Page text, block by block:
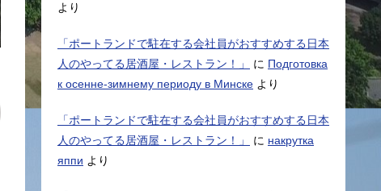
より
「ポートランドで駐在する会社員がおすすめする日本
人のやってる居酒屋・レストラン！」
に Подготовка
к осенне-зимнему периоду в Минске より
「ポートランドで駐在する会社員がおすすめする日本
人のやってる居酒屋・レストラン！」
に накрутка
яппи より